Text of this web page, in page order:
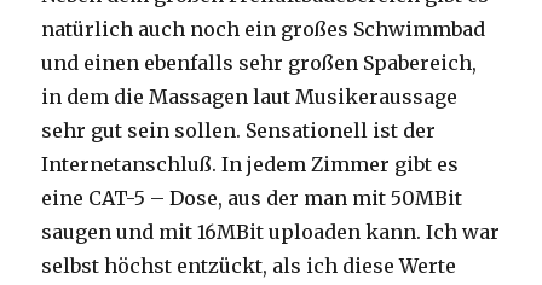
natürlich auch noch ein großes Schwimmbad
und einen ebenfalls sehr großen Spabereich,
in dem die Massagen laut Musikeraussage
sehr gut sein sollen. Sensationell ist der
Internetanschluß. In jedem Zimmer gibt es
eine CAT-5 – Dose, aus der man mit 50MBit
saugen und mit 16MBit uploaden kann. Ich war
selbst höchst entzückt, als ich diese Werte